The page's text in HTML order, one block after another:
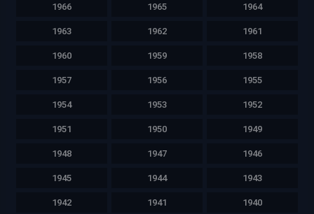
1966 1965 1964
1963 1962 1961
1960 1959 1958
1957 1956 1955
1954 1953 1952
1951 1950 1949
1948 1947 1946
1945 1944 1943
1942 1941 1940